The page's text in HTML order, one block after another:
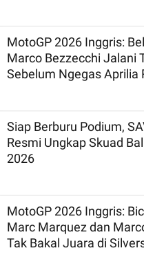
MotoGP 2026 Inggris:
Marco Bezzecchi Jalani
Sebelum Ngegas Aprilia
Siap Berburu Podium,
Resmi Ungkap Skuad
2026
MotoGP 2026 Inggris:
Marc Marquez dan
Tak Bakal